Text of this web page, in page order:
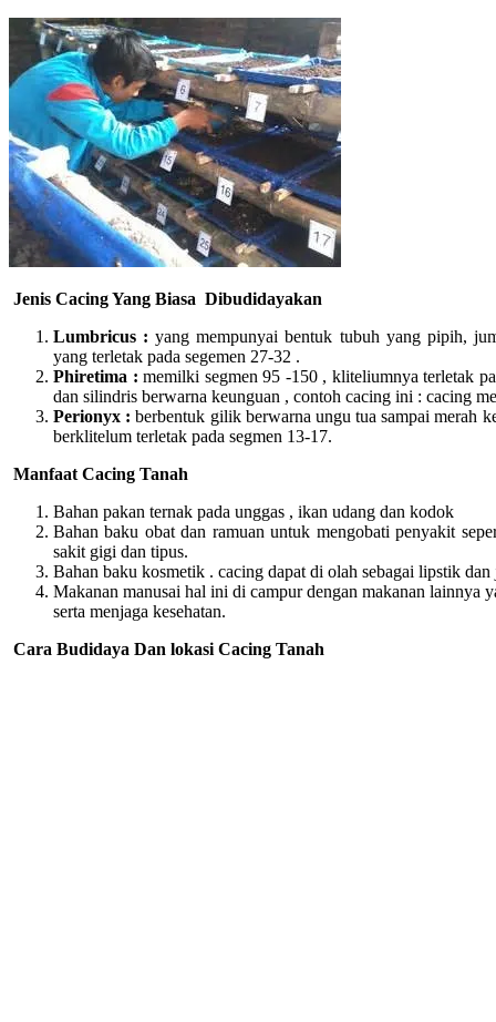
Jenis Cacing Yang Biasa Dibudidayakan
Lumbricus : yang mempunyai bentuk tubuh yang pipih,
yang terletak pada segemen 27-32 .
Phiretima : memilki segmen 95 -150 , kliteliumnya terletak
dan silindris berwarna keunguan , contoh cacing ini : cacing
Perionyx :berbentuk gilik berwarna ungu tua sampai merah
berklitelum terletak pada segmen 13-17.
Manfaat Cacing Tanah
Bahan pakan ternak pada unggas , ikan udang dan kodok
Bahan baku obat dan ramuan untuk mengobati penyakit
sakit gigi dan tipus.
Bahan baku kosmetik . cacing dapat di olah sebagai lipstik
Makanan manusai hal ini di campur dengan makanan lainnya
serta menjaga kesehatan.
Cara Budidaya Dan lokasi Cacing Tanah